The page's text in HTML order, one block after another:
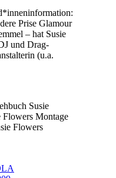
Prise Glamour
– hat Susie
und Drag-
(u.a.
Susie
Flowers Montage
Flowers